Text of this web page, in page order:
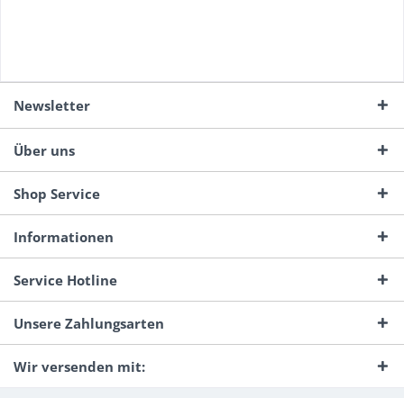
Newsletter
Über uns
Shop Service
Informationen
Service Hotline
Unsere Zahlungsarten
Wir versenden mit: